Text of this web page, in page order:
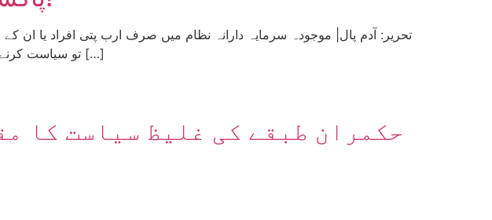
تو سیاست کرنے کی اجازت دی جاتی ہے اور نہ انہیں اپنے حقوق کے لیے منظم ہونے کا کوئی بھی موقع فراہم […]
حکمران طبقے کی غلیظ سیاست کا